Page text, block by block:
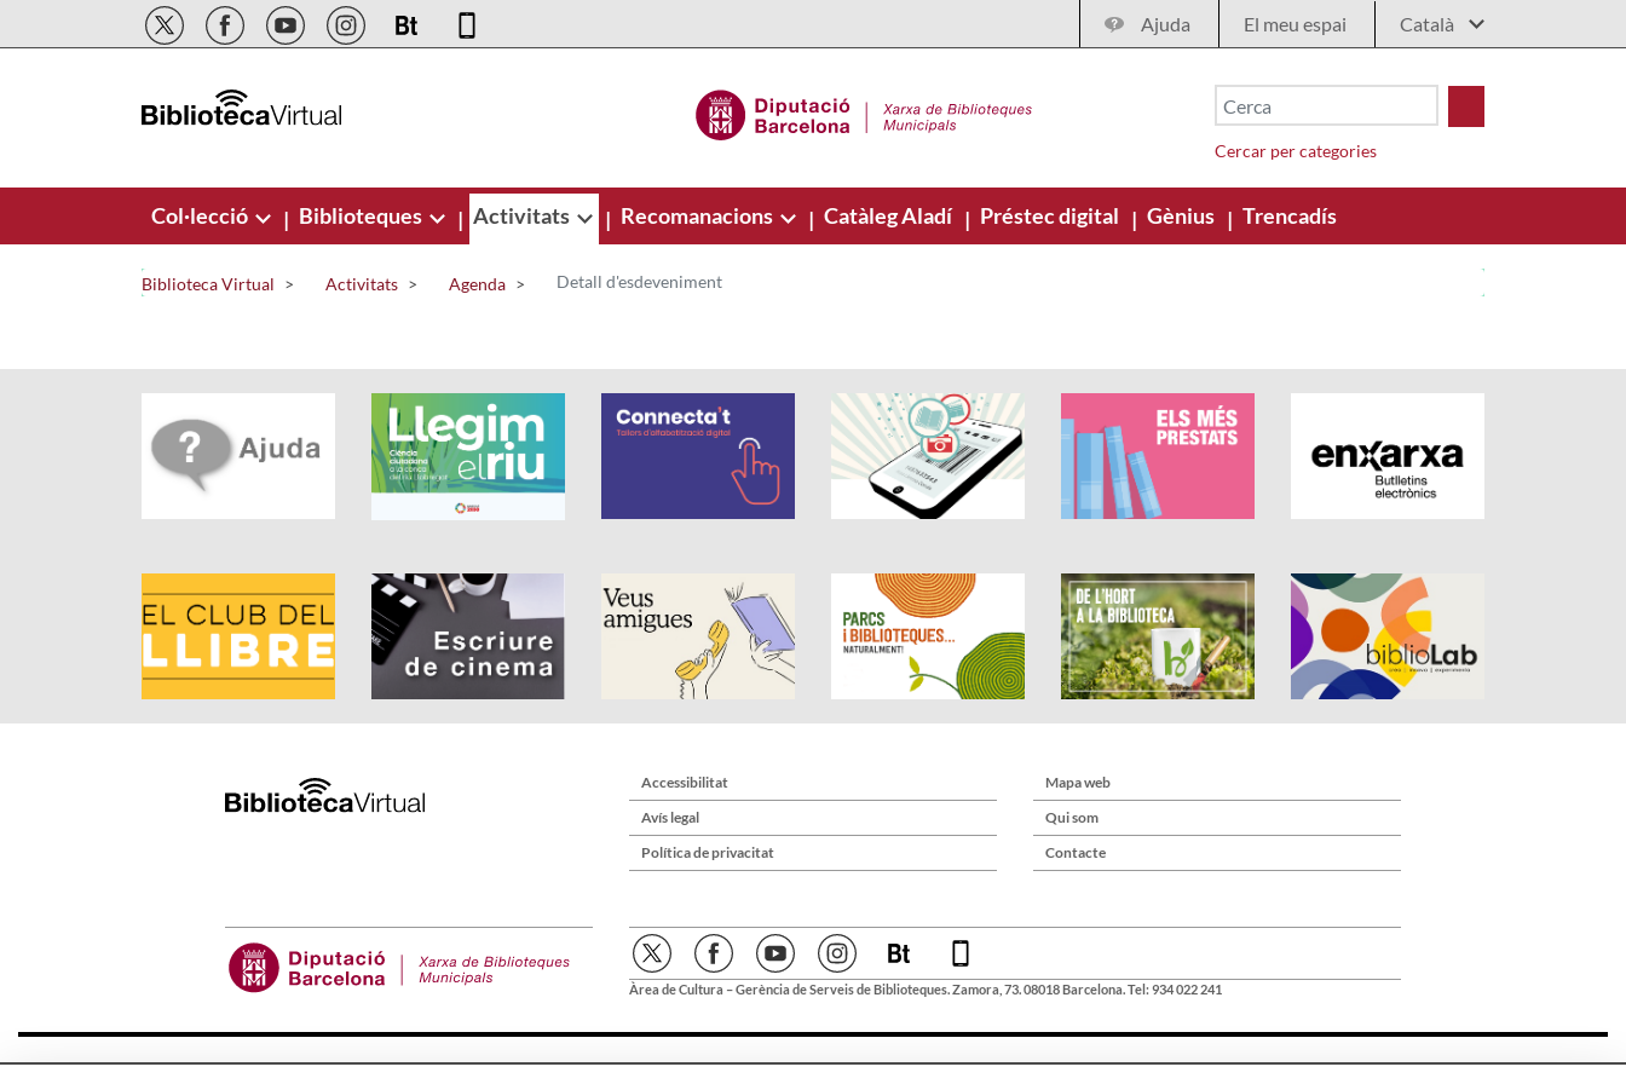
Salta al contingut principal Ajuda El meu espai
Cercar per categories
Col·lecció | Biblioteques | Activitats | Recomanacions | Catàleg Aladí | Préstec digital | Gènius | Trencadís
Biblioteca Virtual Activitats Agenda Detall d'esdeveniment
Accessibilitat
Avís legal
Política de privacitat
Mapa web
Qui som
Contacte
Àrea de Cultura – Gerència de Serveis de Biblioteques. Zamora, 73. 08018 Barcelona. Tel: 934 022 241